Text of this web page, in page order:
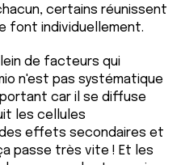
certains réunissent
font individuellement.
de facteurs qui
n'est pas systématique
car il se diffuse
les cellules
des effets secondaires et
passe très vite ! Et les